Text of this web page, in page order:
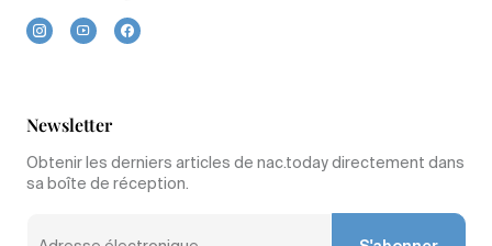
Newsletter
Obtenir les derniers articles de nac.today directement dans
sa boîte de réception.